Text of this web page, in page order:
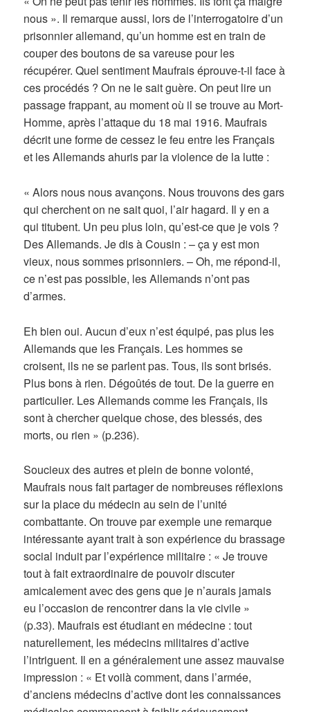
nous ». Il remarque aussi, lors de l’interrogatoire d’un
prisonnier allemand, qu’un homme est en train de
couper des boutons de sa vareuse pour les
récupérer. Quel sentiment Maufrais éprouve-t-il face à
ces procédés ? On ne le sait guère. On peut lire un
passage frappant, au moment où il se trouve au Mort-
Homme, après l’attaque du 18 mai 1916. Maufrais
décrit une forme de cessez le feu entre les Français
et les Allemands ahuris par la violence de la lutte :
« Alors nous nous avançons. Nous trouvons des gars
qui cherchent on ne sait quoi, l’air hagard. Il y en a
qui titubent. Un peu plus loin, qu’est-ce que je vois ?
Des Allemands. Je dis à Cousin : – ça y est mon
vieux, nous sommes prisonniers. – Oh, me répond-il,
ce n’est pas possible, les Allemands n’ont pas
d’armes.
Eh bien oui. Aucun d’eux n’est équipé, pas plus les
Allemands que les Français. Les hommes se
croisent, ils ne se parlent pas. Tous, ils sont brisés.
Plus bons à rien. Dégoûtés de tout. De la guerre en
particulier. Les Allemands comme les Français, ils
sont à chercher quelque chose, des blessés, des
morts, ou rien » (p.236).
Soucieux des autres et plein de bonne volonté,
Maufrais nous fait partager de nombreuses réflexions
sur la place du médecin au sein de l’unité
combattante. On trouve par exemple une remarque
intéressante ayant trait à son expérience du brassage
social induit par l’expérience militaire : « Je trouve
tout à fait extraordinaire de pouvoir discuter
amicalement avec des gens que je n’aurais jamais
eu l’occasion de rencontrer dans la vie civile »
(p.33). Maufrais est étudiant en médecine : tout
naturellement, les médecins militaires d’active
l’intriguent. Il en a généralement une assez mauvaise
impression : « Et voilà comment, dans l’armée,
d’anciens médecins d’active dont les connaissances